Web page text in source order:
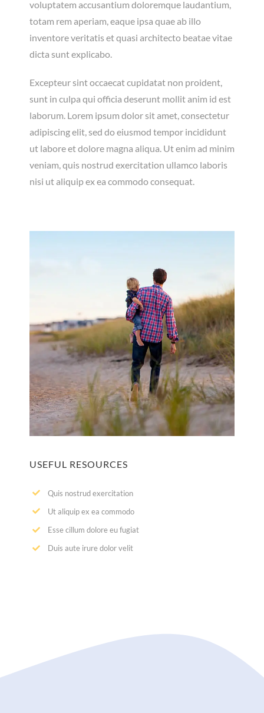
voluptatem accusantium doloremque laudantium,
totam rem aperiam, eaque ipsa quae ab illo
inventore veritatis et quasi architecto beatae vitae
dicta sunt explicabo.
Excepteur sint occaecat cupidatat non proident,
sunt in culpa qui officia deserunt mollit anim id est
laborum. Lorem ipsum dolor sit amet, consectetur
adipiscing elit, sed do eiusmod tempor incididunt
ut labore et dolore magna aliqua. Ut enim ad minim
veniam, quis nostrud exercitation ullamco laboris
nisi ut aliquip ex ea commodo consequat.
USEFUL RESOURCES
Quis nostrud exercitation
Ut aliquip ex ea commodo
Esse cillum dolore eu fugiat
Duis aute irure dolor velit